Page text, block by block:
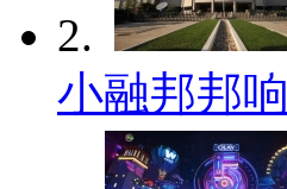
2.
小融邦邦